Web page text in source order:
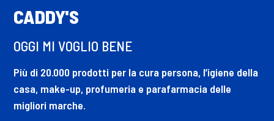
CADDY'S
OGGI MI VOGLIO BENE
Più di 20.000 prodotti per la cura persona, l’igiene della
casa, make-up, profumeria e parafarmacia delle
migliori marche.